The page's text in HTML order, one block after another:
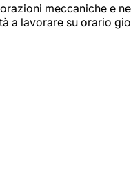
meccaniche e
a lavorare su orario